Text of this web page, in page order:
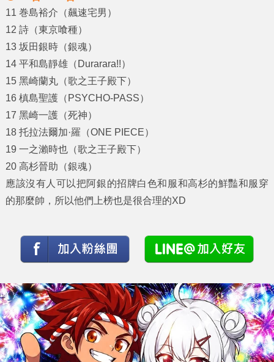
11 巻島裕介（飆速宅男）
12 詩（東京喰種）
13 坂田銀時（銀魂）
14 平和島靜雄（Durarara!!）
15 黑崎蘭丸（歌之王子殿下）
16 槙島聖護（PSYCHO-PASS）
17 黑崎一護（死神）
18 托拉法爾加·羅（ONE PIECE）
19 一之瀨時也（歌之王子殿下）
20 高杉晉助（銀魂）
應該沒有人可以把阿銀的招牌白色和服和高杉的鮮豔和服穿
的那麼帥，所以他們上榜也是很合理的XD